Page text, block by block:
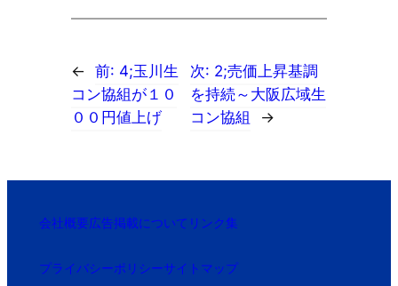
← 前: 4;玉川生
コン協組が１０
００円値上げ
次: 2;売価上昇基調
を持続～大阪広域生
コン協組
→
会社概要広告掲載について リンク集
プライバシーポリシーサイトマップ